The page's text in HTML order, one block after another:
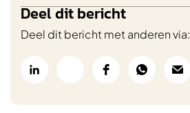
Deel dit bericht
Deel dit bericht met anderen via: